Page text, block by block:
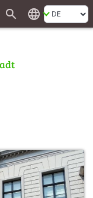
search language